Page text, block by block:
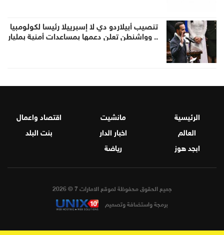
تنصيب أبيلاردو دي لا إسبرييلا رئيسا لكولومبيا
.. وواشنطن تعلن دعمها بمساعدات أمنية بمليار
دولار
الرئيسية مانشيت
اقتصاد واعمال
العالم
اخبار الدار
بنت البلد
ابجد هوز
رياضة
جميع الحقوق محفوظة لموقع الامارات 7 © 2026
برمجة واستضافة وتصميم